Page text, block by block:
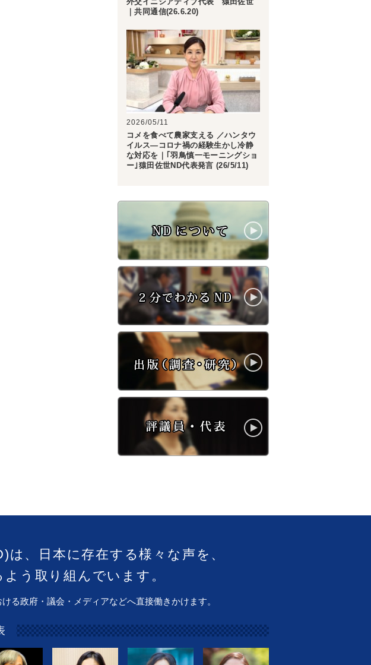
｜共同通信(26.6.20)
2026/05/11
コメを食べて農家支える ／ハンタウ
イルス―コロナ禍の経験生かし冷静
な対応を｜｢羽鳥慎一モーニングショ
ー｣猿田佐世ND代表発言 (26/5/11)
、日本に存在する様々な声を、
う取り組んでいます。
る政府・議会・メディアなどへ直接働きかけます。